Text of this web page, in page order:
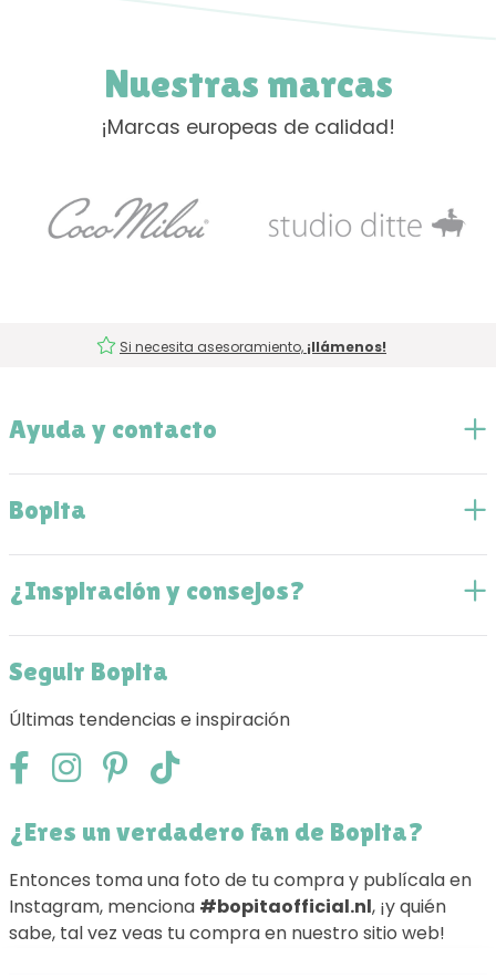
Nuestras marcas
¡Marcas europeas de calidad!
Si necesita asesoramiento, ¡llámenos!
Ayuda y contacto
Bopita
¿Inspiración y consejos?
Seguir Bopita
Últimas tendencias e inspiración
¿Eres un verdadero fan de Bopita?
Entonces toma una foto de tu compra y publícala en
Instagram, menciona #bopitaofficial.nl, ¡y quién
sabe, tal vez veas tu compra en nuestro sitio web!